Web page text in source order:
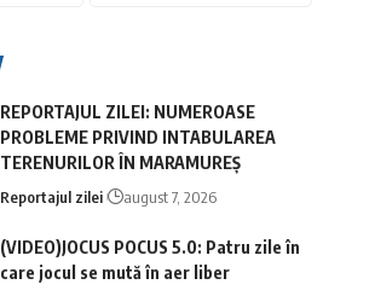
REPORTAJUL ZILEI: NUMEROASE
PROBLEME PRIVIND INTABULAREA
TERENURILOR ÎN MARAMUREȘ
Reportajul zilei august 7, 2026
(VIDEO)JOCUS POCUS 5.0: Patru zile în
care jocul se mută în aer liber